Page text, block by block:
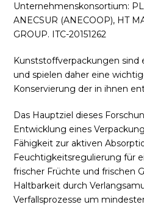
Unternehmenskonsortium:
ANECSUR (ANECOOP), HT
GROUP. ITC-20151262
Kunststoffverpackungen sind
und spielen daher eine
Konservierung der in ihnen
Das Hauptziel dieses
Entwicklung eines
Fähigkeit zur aktiven
Feuchtigkeitsregulierung für
frischer Früchte und frischen
Haltbarkeit durch
Verfallsprozesse um